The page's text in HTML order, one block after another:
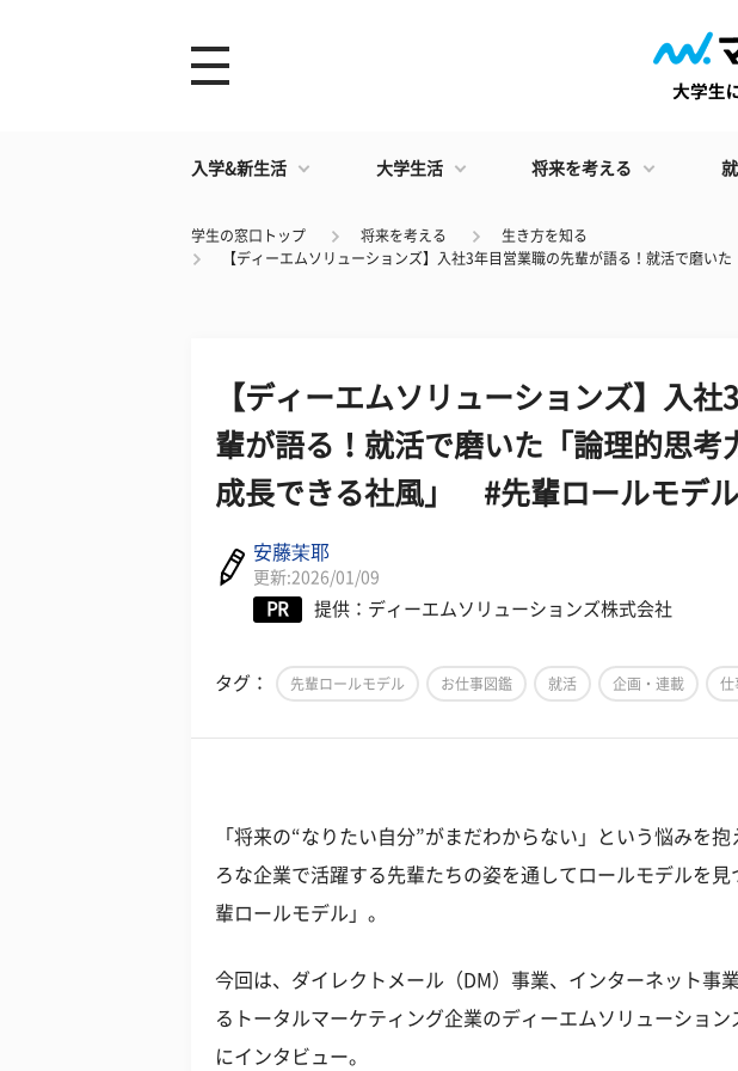
入学&新生活 大学生活 将来を考える
学生の窓口トップ 将来を考える
生き方を知る
【ディーエムソリューションズ】入社3年目営業職の先輩が語る！就活で磨
【ディーエムソリューションズ】入社
輩が語る！就活で磨いた「論理的思考
成長できる社風」 #先輩ロールモデル
安藤茉耶
更新:2026/01/09
PR 提供：ディーエムソリューションズ株式会社
タグ： 先輩ロールモデル お仕事図鑑 就活 企画・連載 仕
「将来の“なりたい自分”がまだわからない」という悩みを
ろな企業で活躍する先輩たちの姿を通してロールモデルを
輩ロールモデル」。
今回は、ダイレクトメール（ DM ）事業、インターネット事業
るトータルマーケティング企業のディーエムソリューション
にインタビュー。